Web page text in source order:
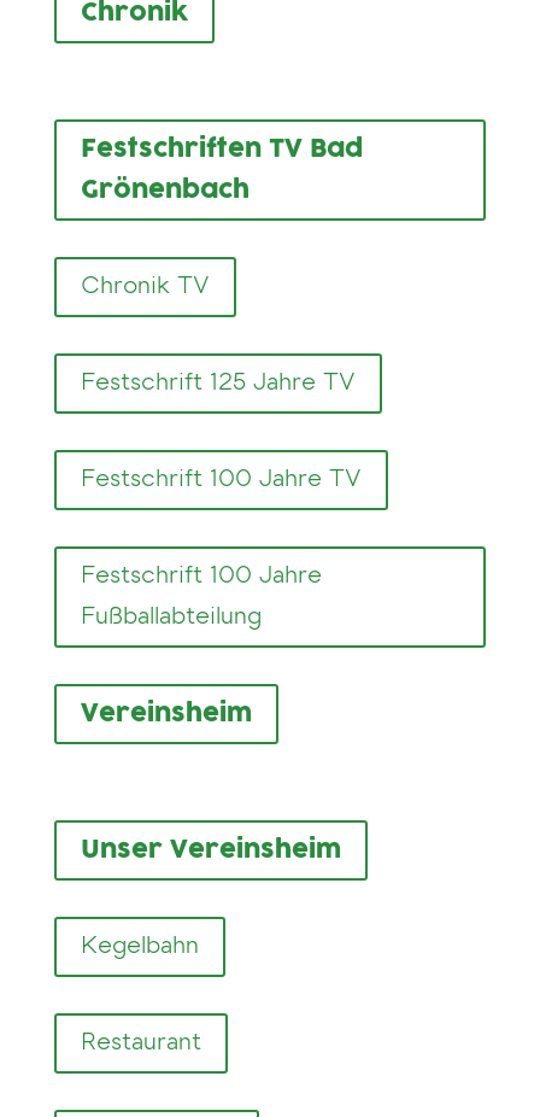
Chronik
Festschriften TV Bad
Grönenbach
Chronik TV
Festschrift 125 Jahre TV
Festschrift 100 Jahre TV
Festschrift 100 Jahre
Fußballabteilung
Vereinsheim
Unser Vereinsheim
Kegelbahn
Restaurant